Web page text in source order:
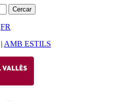
FR
| AMB ESTILS